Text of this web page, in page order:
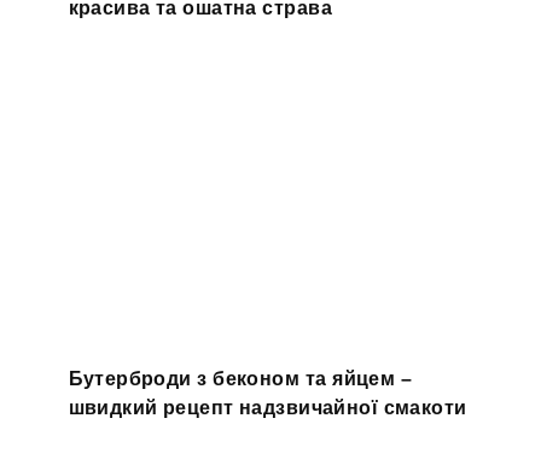
красива та ошатна страва
Бутерброди з беконом та яйцем –
швидкий рецепт надзвичайної смакоти